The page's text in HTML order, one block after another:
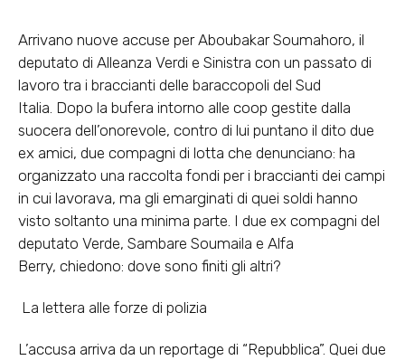
Arrivano nuove accuse per Aboubakar Soumahoro, il
deputato di Alleanza Verdi e Sinistra con un passato di
lavoro tra i braccianti delle baraccopoli del Sud
Italia. Dopo la bufera intorno alle coop gestite dalla
suocera dell’onorevole, contro di lui puntano il dito due
ex amici, due compagni di lotta che denunciano: ha
organizzato una raccolta fondi per i braccianti dei campi
in cui lavorava, ma gli emarginati di quei soldi hanno
visto soltanto una minima parte. I due ex compagni del
deputato Verde, Sambare Soumaila e Alfa
Berry, chiedono: dove sono finiti gli altri?
La lettera alle forze di polizia
L’accusa arriva da un reportage di “Repubblica”. Quei due